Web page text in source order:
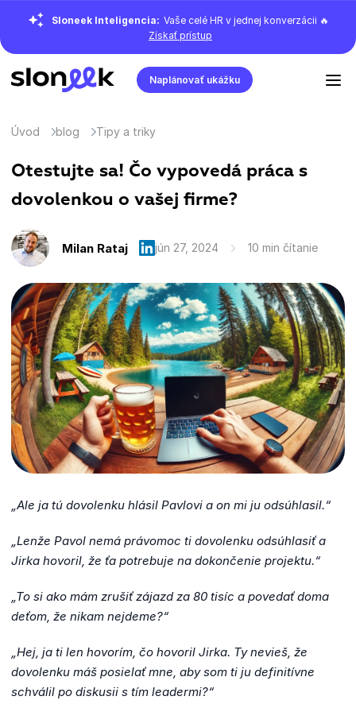
Sloneek Inteligencia: Vaše celé HR v jednej konverzácii 🔥
Získať prístup
Naplánovať ukážku
Úvod blog Tipy a triky
Otestujte sa! Čo vypovedá práca s
dovolenkou o vašej firme?
Milan Rataj jún 27, 2024 10 min čítanie
„Ale ja tú dovolenku hlásil Pavlovi a on mi ju odsúhlasil.“
„Lenže Pavol nemá právomoc ti dovolenku odsúhlasiť a
Jirka hovoril, že ťa potrebuje na dokončenie projektu.“
„To si ako mám zrušiť zájazd za 80 tisíc a povedať doma
deťom, že nikam nejdeme?“
„Hej, ja ti len hovorím, čo hovoril Jirka. Ty nevieš, že
dovolenku máš posielať mne, aby som ti ju definitívne
schválil po diskusii s tím leadermi?“